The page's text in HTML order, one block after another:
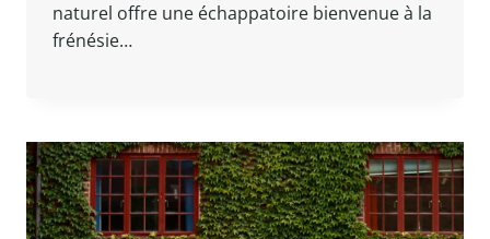
naturel offre une échappatoire bienvenue à la
frénésie…